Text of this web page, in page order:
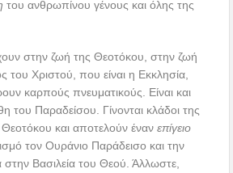
του ανθρωπίνου γένους και όλης της
στην ζωή της Θεοτόκου, στην ζωή
του Χριστού, που είναι η Εκκλησία,
καρπούς πνευματικούς. Είναι και
του Παραδείσου. Γίνονται κλάδοι της
και αποτελούν ένανεπίγειο
τον Ουράνιο Παράδεισο και την
στην Βασιλεία του Θεού. Άλλωστε,